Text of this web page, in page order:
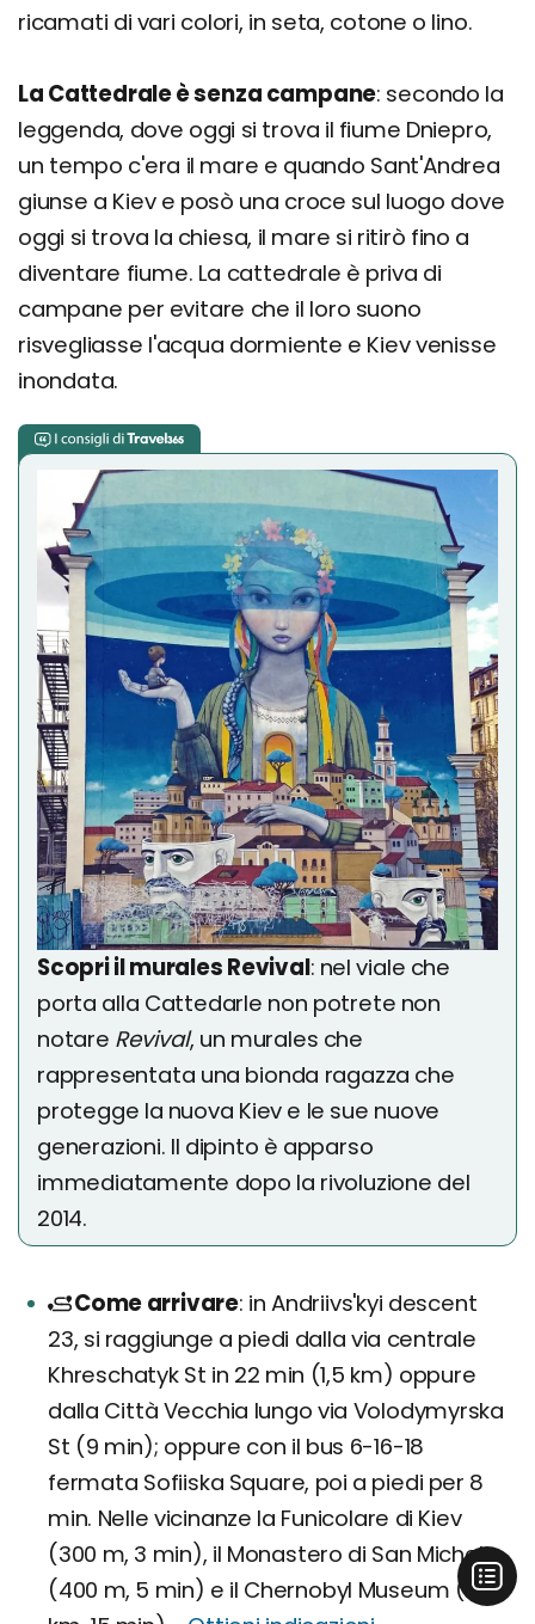
ricamati di vari colori, in seta, cotone o lino.
La Cattedrale è senza campane: secondo la
leggenda, dove oggi si trova il fiume Dniepro,
un tempo c'era il mare e quando Sant'Andrea
giunse a Kiev e posò una croce sul luogo dove
oggi si trova la chiesa, il mare si ritirò fino a
diventare fiume. La cattedrale è priva di
campane per evitare che il loro suono
risvegliasse l'acqua dormiente e Kiev venisse
inondata.
Scopri il murales Revival: nel viale che
porta alla Cattedarle non potrete non
notare Revival, un murales che
rappresentata una bionda ragazza che
protegge la nuova Kiev e le sue nuove
generazioni. Il dipinto è apparso
immediatamente dopo la rivoluzione del
2014.
Come arrivare in Andriivs'kyi descent
23, si raggiunge a piedi dalla via centrale
Khreschatyk St in 22 min (1,5 km) oppure
dalla Città Vecchia lungo via Volodymyrska
St (9 min); oppure con il bus 6-16-18
fermata Sofiiska Square, poi a piedi per 8
min. Nelle vicinanze la Funicolare di Kiev
(300 m, 3 min), il Monastero di San Michele
(400 m, 5 min) e il Chernobyl Museum (1